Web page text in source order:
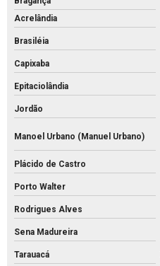
Acrelândia
Brasiléia
Capixaba
Epitaciolândia
Jordão
Manoel Urbano (Manuel Urbano)
Plácido de Castro
Porto Walter
Rodrigues Alves
Sena Madureira
Tarauacá